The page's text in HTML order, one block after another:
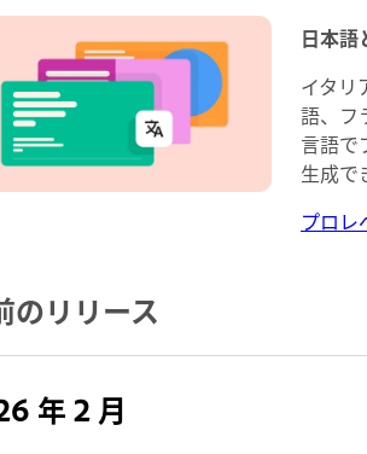
日本語
イタリ
語、フ
言語で
生成で
プロレ
のリリース
年 2 月